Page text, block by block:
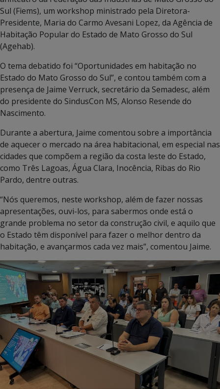
Sul (Fiems), um workshop ministrado pela Diretora-
Presidente, Maria do Carmo Avesani Lopez, da Agência de
Habitação Popular do Estado de Mato Grosso do Sul
(Agehab).
O tema debatido foi “Oportunidades em habitação no
Estado do Mato Grosso do Sul”, e contou também com a
presença de Jaime Verruck, secretário da Semadesc, além
do presidente do SindusCon MS, Alonso Resende do
Nascimento.
Durante a abertura, Jaime comentou sobre a importância
de aquecer o mercado na área habitacional, em especial nas
cidades que compõem a região da costa leste do Estado,
como Três Lagoas, Água Clara, Inocência, Ribas do Rio
Pardo, dentre outras.
“Nós queremos, neste workshop, além de fazer nossas
apresentações, ouvi-los, para sabermos onde está o
grande problema no setor da construção civil, e aquilo que
o Estado têm disponível para fazer o melhor dentro da
habitação, e avançarmos cada vez mais”, comentou Jaime.